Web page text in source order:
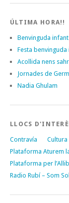
ÚLTIMA HORA!!
Benvinguda
Festa
Acollida nens
Jornades de
Nadia Ghulam
LLOCS
Contravía Cultura
Plataforma Aturem
Plataforma per
Radio Rubí – Som